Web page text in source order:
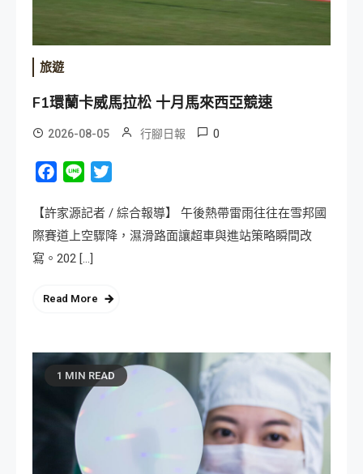
旅遊
F1環蘭卡威馬拉松 十月馬來西亞競速
2026-08-05 行腳日報 0
Facebook
Line
【許家源記者 / 綜合報導】 午後熱帶雷雨往往在雪邦國
際賽道上空驟降，濕滑路面讓超車與進站策略瞬間改
寫。202 […]
Read More
1 MIN READ